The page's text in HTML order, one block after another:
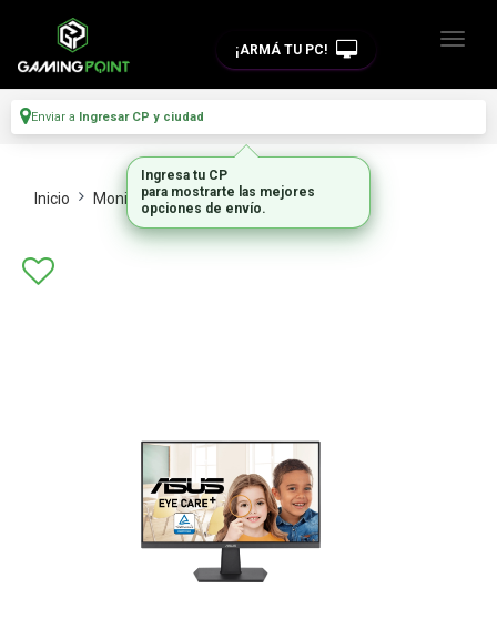
¡ARMÁ TU PC!
Enviar a Ingresar CP y ciudad
Inicio Monitores Y Tvs Monitores
Ingresa tu CP
para mostrarte las mejores
opciones de envío.